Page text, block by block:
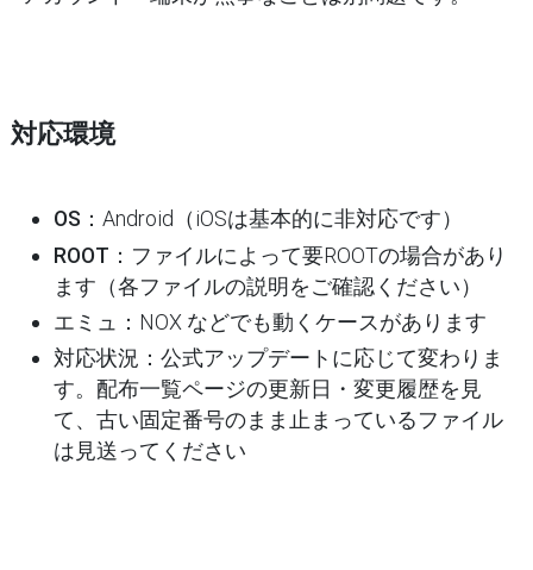
対応環境
OS ：Android（iOSは基本的に非対応です）
ROOT ：ファイルによって要ROOTの場合があり
ます（各ファイルの説明をご確認ください）
エミュ
：NOX などでも動くケースがあります
対応状況 ：公式アップデートに応じて変わりま
す。配布一覧ページの更新日・変更履歴を見
て、古い固定番号のまま止まっているファイル
は見送ってください